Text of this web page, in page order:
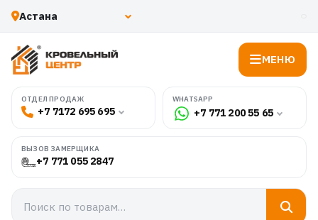
МЕНЮ
ОТДЕЛ ПРОДАЖ
+7 7172 695 695
WHATSAPP
+7 771 200 55 65
ВЫЗОВ ЗАМЕРЩИКА
+7 771 055 2847